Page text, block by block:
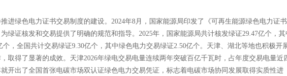
进绿色电力证书交易制度的建设。2024年8月，国家能源局印发了《可再生能源绿色电力证
绿证核发和交易提供了明确的规范和指导。2025年，国家能源局共计核发绿证29.47亿个，其
个，全国共计交易绿证9.30亿个，其中绿色电力交易绿证2.50亿个。天津、湖北等地也积极开
取得了显著的成效。天津2026年绿电交易电量连续两年突破百亿千瓦时，占年度交易电量近
就开出了全国首张电碳市场双认证绿色电力交易凭证，标志着电碳市场协同发展取得实质性进